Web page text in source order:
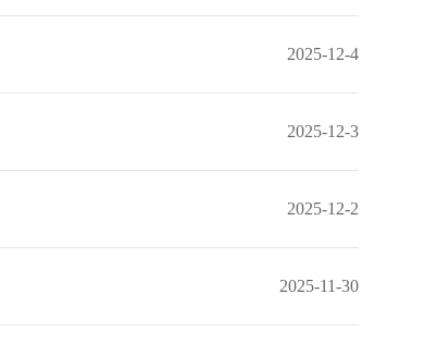
2025-12-4
2025-12-3
2025-12-2
2025-11-30